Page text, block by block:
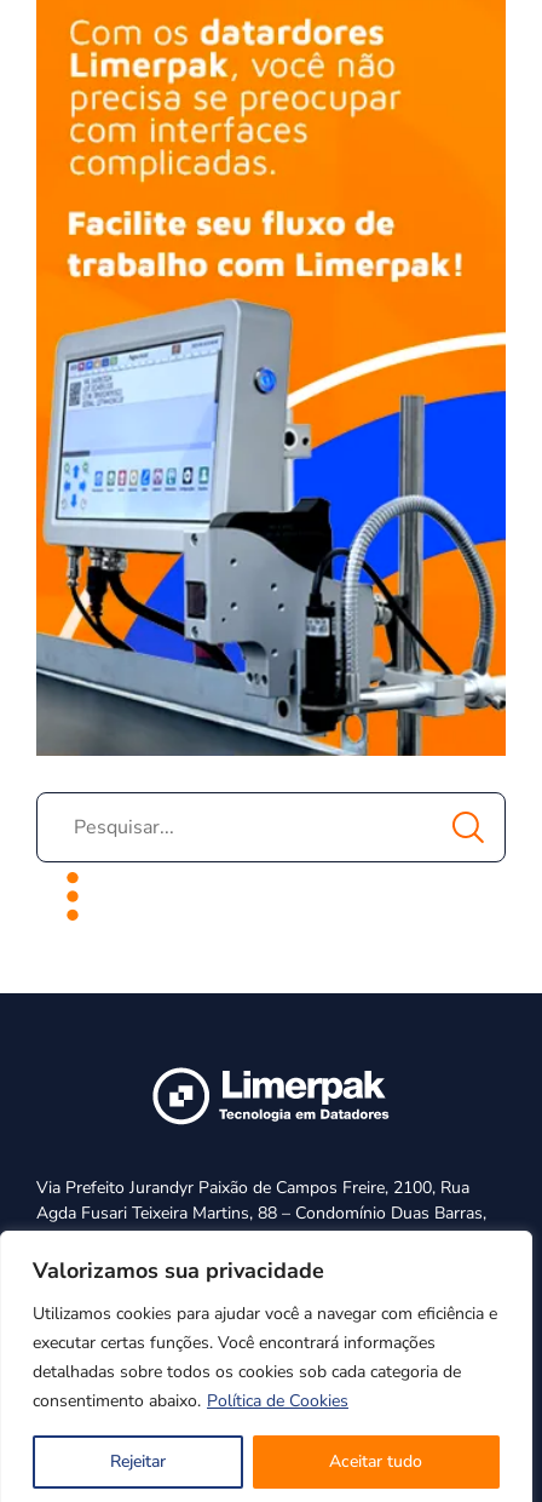
Valorizamos sua privacidade
Utilizamos cookies para ajudar você a navegar com eficiência e
executar certas funções. Você encontrará informações
detalhadas sobre todos os cookies sob cada categoria de
consentimento abaixo. Política de Cookies
Rejeitar Aceitar tudo
Via Prefeito Jurandyr Paixão de Campos Freire, 2100, Rua
Agda Fusari Teixeira Martins, 88 – Condomínio Duas Barras,
Jardim Res. Campo Belo, Limeira/SP CEP: 13481-181
+55 (19) 3443-1175
vendas@limerpak.com.br